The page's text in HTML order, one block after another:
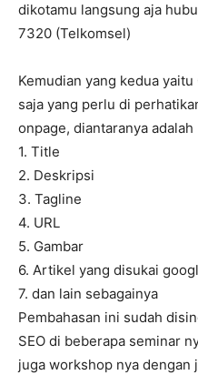
dikotamu langsung aja
7320 (Telkomsel)
Kemudian yang kedua yaitu
saja yang perlu di
onpage, diantaranya adalah
1. Title
2. Deskripsi
3. Tagline
4. URL
5. Gambar
6. Artikel yang disukai
7. dan lain sebagainya
Pembahasan ini sudah
SEO di beberapa seminar
juga workshop nya dengan